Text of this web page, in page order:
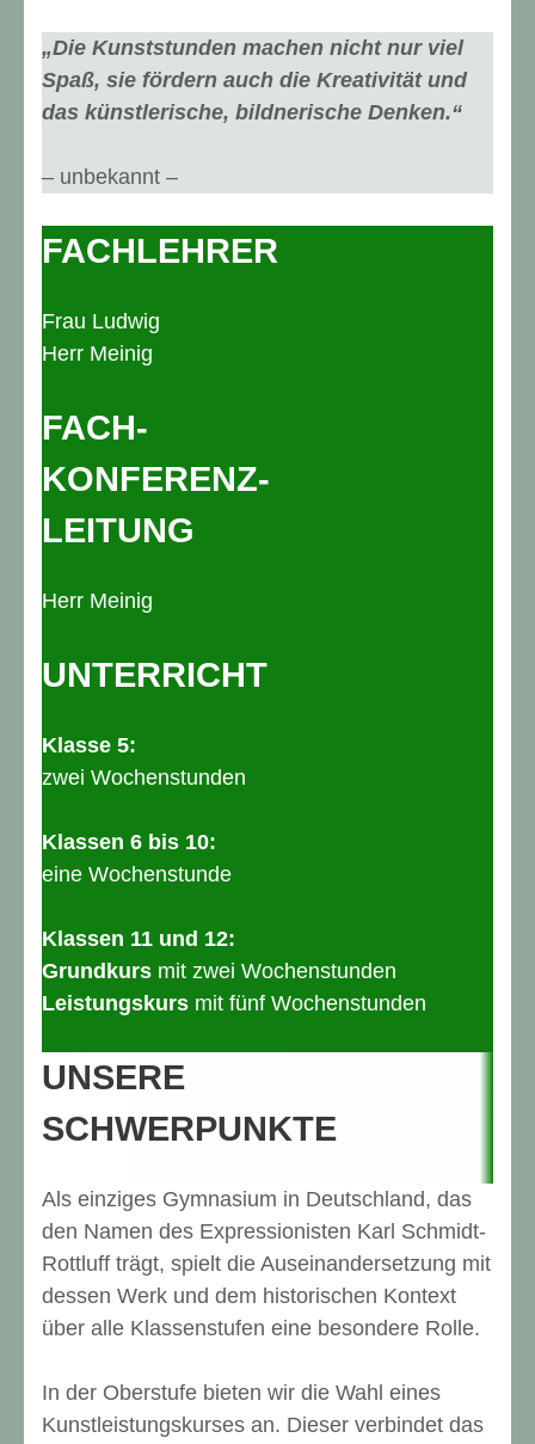
„Die Kunststunden machen nicht nur viel
Spaß, sie fördern auch die Kreativität und
das künstlerische, bildnerische Denken.“
– unbekannt –
FACHLEHRER
Frau Ludwig
Herr Meinig
FACH-
KONFERENZ-
LEITUNG
Herr Meinig
UNTERRICHT
Klasse 5:
zwei Wochenstunden
Klassen 6 bis 10:
eine Wochenstunde
Klassen 11 und 12:
Grundkurs mit zwei Wochenstunden
Leistungskurs mit fünf Wochenstunden
UNSERE
SCHWERPUNKTE
Als einziges Gymnasium in Deutschland, das
den Namen des Expressionisten Karl Schmidt-
Rottluff trägt, spielt die Auseinandersetzung mit
dessen Werk und dem historischen Kontext
über alle Klassenstufen eine besondere Rolle.
In der Oberstufe bieten wir die Wahl eines
Kunstleistungskurses an. Dieser verbindet das